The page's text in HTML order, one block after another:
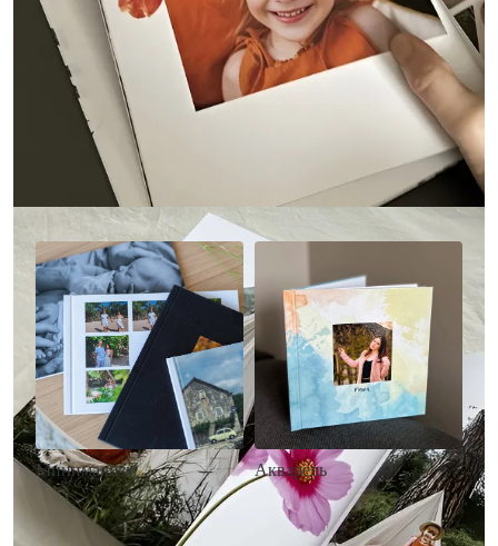
Другие стили фотокниг
Минимализм
• Без декора
• Выбор цвета фона
Акварель
• Декор в стиле
акварельных красок